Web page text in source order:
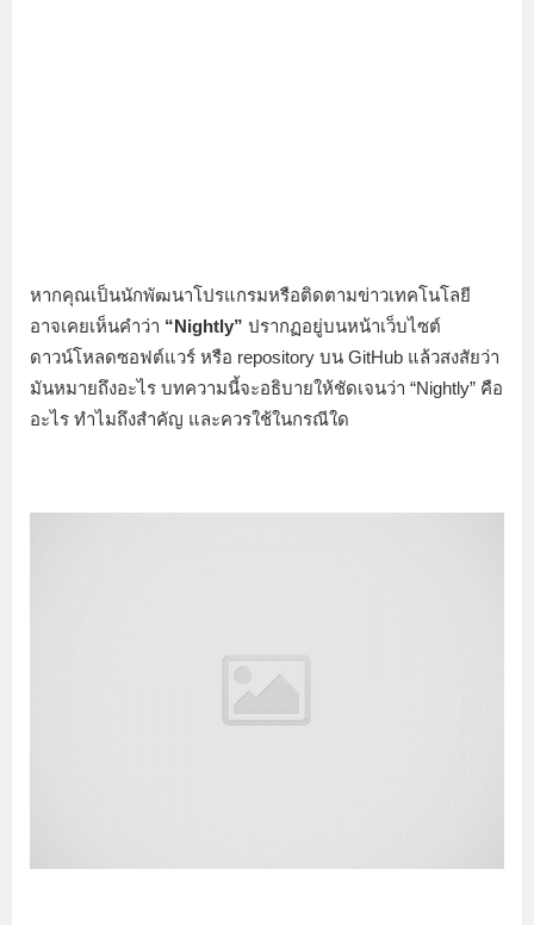
หากคุณเป็นนักพัฒนาโปรแกรมหรือติดตามข่าวเทคโนโลยี
อาจเคยเห็นคำว่า “Nightly” ปรากฏอยู่บนหน้าเว็บไซต์
ดาวน์โหลดซอฟต์แวร์ หรือ repository บน GitHub แล้วสงสัยว่า
มันหมายถึงอะไร บทความนี้จะอธิบายให้ชัดเจนว่า “Nightly” คือ
อะไร ทำไมถึงสำคัญ และควรใช้ในกรณีใด